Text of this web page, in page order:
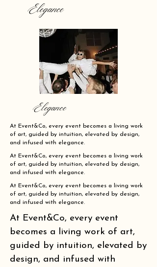
Elegance
Elegance
At Event&Co, every event becomes a living work
of art, guided by intuition, elevated by design,
and infused with elegance.
At Event&Co, every event becomes a living work
of art, guided by intuition, elevated by design,
and infused with elegance.
At Event&Co, every event becomes a living work
of art, guided by intuition, elevated by design,
and infused with elegance.
At Event&Co, every event
becomes a living work of art,
guided by intuition, elevated by
design, and infused with